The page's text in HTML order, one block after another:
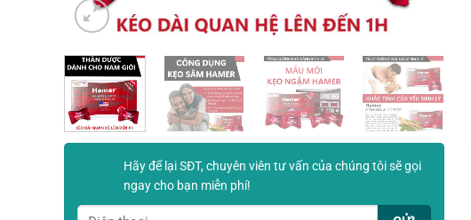
Hãy để lại SĐT, chuyên viên tư vấn của chúng tôi sẽ gọi
ngay cho bạn miễn phí!